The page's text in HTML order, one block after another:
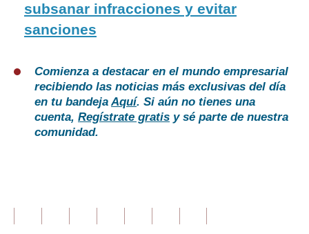
subsanar infracciones y evitar
sanciones
Comienza a destacar en el mundo empresarial
recibiendo las noticias más exclusivas del día
en tu bandejaAquí. Si aún no tienes una
cuenta, Regístrate gratis y sé parte de nuestra
comunidad.